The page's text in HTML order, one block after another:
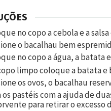
no copo a cebola e a
o bacalhau bem
no copo a água, a batata
limpo coloque a batata e
os ovos, o bacalhau
os pastéis com a ajuda de
para retirar o excesso